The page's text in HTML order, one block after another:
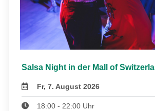
Salsa Night in der Mall of
Fr, 7. August 2026
18:00 - 22:00 Uhr